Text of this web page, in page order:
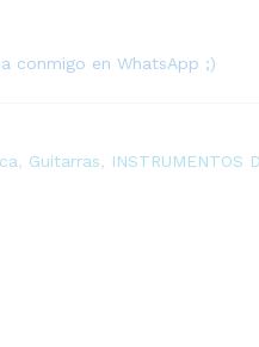
conmigo en WhatsApp ;)
Guitarras
INSTRUMENTOS